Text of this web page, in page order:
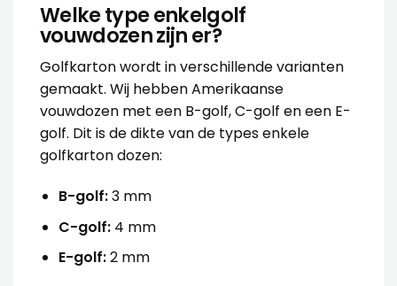
Welke type enkelgolf
vouwdozen zijn er?
Golfkarton wordt in verschillende varianten
gemaakt. Wij hebben Amerikaanse
vouwdozen met een B-golf, C-golf en een E-
golf. Dit is de dikte van de types enkele
golfkarton dozen:
B-golf:3 mm
C-golf: 4 mm
E-golf:2 mm